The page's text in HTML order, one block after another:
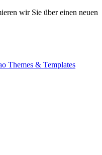
wir Sie über einen neuen
Themes & Templates